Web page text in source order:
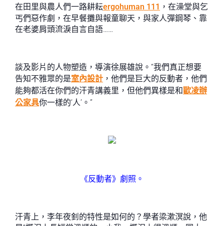
在田里與農人們一路耕耘ergohuman 111 ，在澡堂與乞
丐們惡作劇，在早餐攤與報童聊天，與家人彈鋼琴、靠
在老婆肩頭流淚自言自語……
談及影片的人物塑造，導演徐展雄說。“我們真正想要
告知不雅眾的是室內設計 ，他們是巨大的反動者，他們
能夠都活在你們的汗青講義里，但他們異樣是和歐凌辦
公家具你一樣的‘人’。”
《反動者》劇照。
汗青上，李年夜釗的特性是如何的？學者梁漱溟說，他